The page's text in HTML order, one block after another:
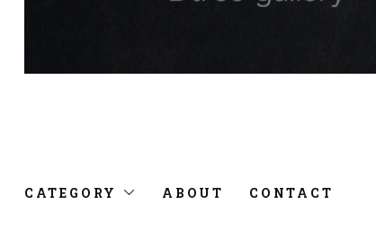
CATEGORY ABOUT CONTACT